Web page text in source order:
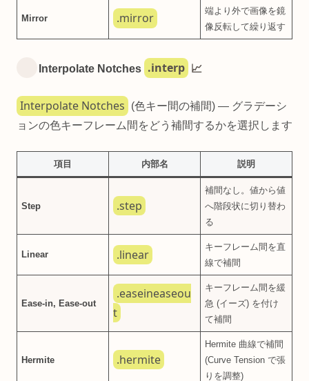
Mirror .mirror
端より外で画像を鏡
像反転して繰り返す
Interpolate Notches .interp 📈
Interpolate Notches
(色キー間の補間) — グラデーシ
ョンの色キーフレーム間をどう補間するかを選択します
項目 内部名 説明
Step .step
補間なし。値から値
へ階段状に切り替わ
る
Linear .linear
キーフレーム間を直
線で補間
Ease-in, Ease-out
.easeineaseou
t
キーフレーム間を緩
急 (イーズ) を付け
て補間
Hermite .hermite
Hermite 曲線で補間
(Curve Tension で張
りを調整)